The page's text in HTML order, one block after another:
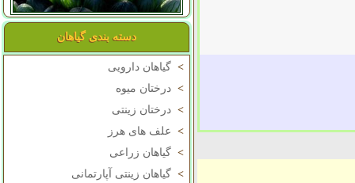
دسته بندی گیاهان
> گیاهان دارویی
> درختان میوه
> درختان زینتی
> علف های هرز
> گیاهان زراعی
> گیاهان زینتی آپارتمانی